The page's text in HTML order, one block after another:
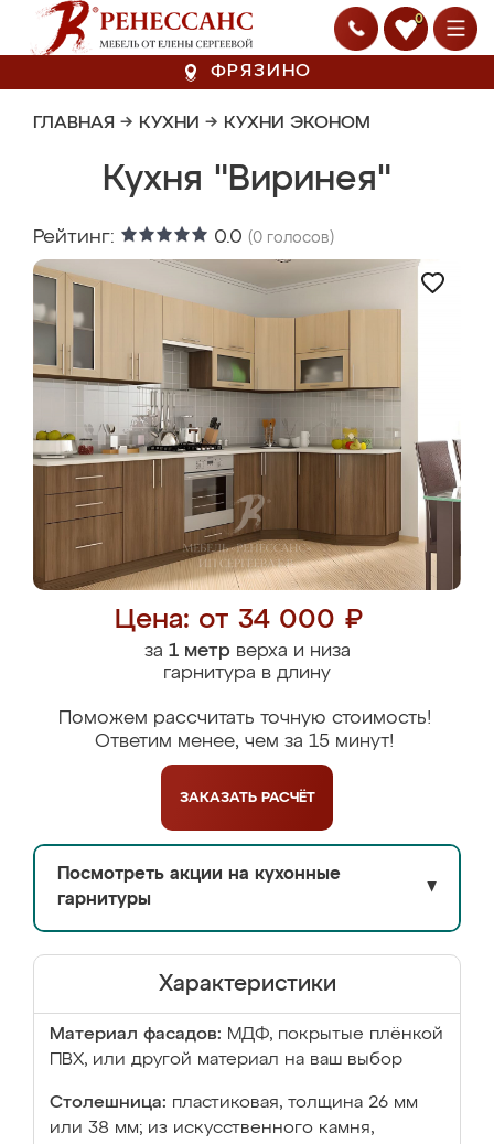
0
ФРЯЗИНО
ГЛАВНАЯ → КУХНИ → КУХНИ ЭКОНОМ
Кухня "Виринея"
Рейтинг: 0.0 (0 голосов)
Цена: от 34 000 ₽
за 1 метрверха и низа
гарнитура в длину
Поможем рассчитать точную стоимость!
Ответим менее, чем за 15 минут!
ЗАКАЗАТЬ РАСЧЁТ
Посмотреть акции на кухонные
гарнитуры
▼
Характеристики
Материал фасадов: МДФ, покрытые плёнкой
ПВХ, или другой материал на ваш выбор
Столешница: пластиковая, толщина 26 мм
или 38 мм; из искусственного камня,